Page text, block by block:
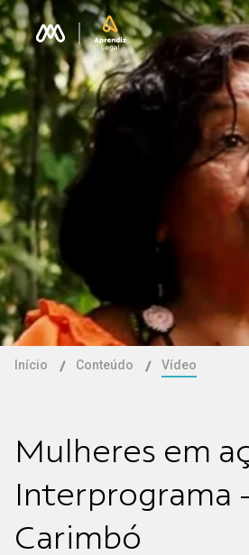
Início Conteúdo Vídeo
Mulheres em
Interprograma
Carimbó